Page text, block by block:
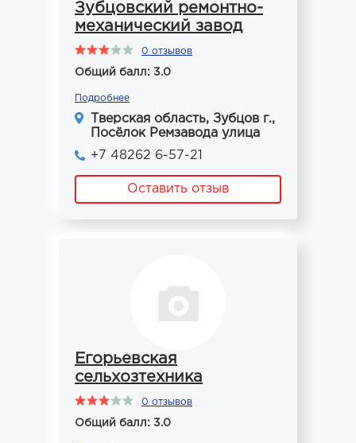
Зубцовский ремонтно-
механический завод
0 отзывов
Общий балл: 3.0
Подробнее
Тверская область, Зубцов г.,
Посёлок Ремзавода улица
+7 48262 6-57-21
Оставить отзыв
Егорьевская
сельхозтехника
0 отзывов
Общий балл: 3.0